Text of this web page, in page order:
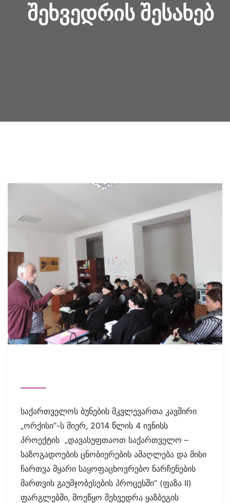
ᲨᲔᲮᲕᲔᲓᲠᲘᲡ ᲨᲔᲡᲐᲮᲔᲑ
საქართველოს ბუნების მკვლევართა კავშირი
„ორქისი“-ს მიერ, 2014 წლის 4 ივნისს
პროექტის „დავასუფთაოთ საქართველო –
საზოგადოების ცნობიერების ამაღლება და მისი
ჩართვა მყარი საყოფაცხოვრებო ნარჩენების
მართვის გაუმჯობესების პროცესში“ (ფაზა II)
ფარგლებში, მოეწყო შეხვედრა ყაზბეგის